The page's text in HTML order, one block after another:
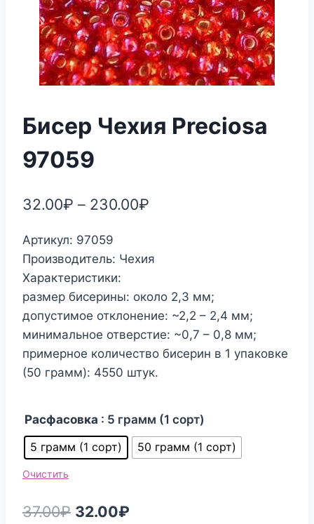
Бисер Чехия Preciosa
97059
32.00₽ – 230.00₽
Артикул: 97059
Производитель: Чехия
Характеристики:
размер бисерины: около 2,3 мм;
допустимое отклонение: ~2,2 – 2,4 мм;
минимальное отверстие: ~0,7 – 0,8 мм;
примерное количество бисерин в 1 упаковке
(50 грамм): 4550 штук.
Расфасовка : 5 грамм (1 сорт)
5 грамм (1 сорт)
50 грамм (1 сорт)
Очистить
37.00₽ Первоначальная
32.00₽